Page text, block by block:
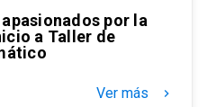
por la
a Taller de
Ver más keyboard_arrow_right